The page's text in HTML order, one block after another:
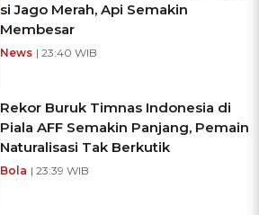
si Jago Merah, Api Semakin
Membesar
News | 23:40 WIB
Rekor Buruk Timnas Indonesia di
Piala AFF Semakin Panjang, Pemain
Naturalisasi Tak Berkutik
Bola | 23:39 WIB